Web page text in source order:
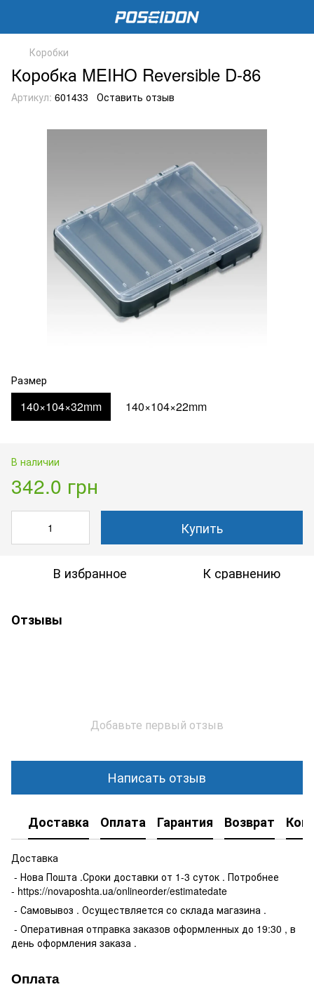
Коробки
Коробка MEIHO Reversible D-86
Артикул: 601433 Оставить отзыв
Размер
140×104×32mm 140×104×22mm
В наличии
342.0 грн
Купить
В избранное К сравнению
Отзывы
Добавьте первый отзыв
Написать отзыв
Доставка Оплата Гарантия Возврат
Доставка
- Нова Пошта .Сроки доставки от 1-3 суток . Потробнее
- https://novaposhta.ua/onlineorder/estimatedate
- Самовывоз . Осуществляется со склада магазина .
- Оперативная отправка заказов оформленных до 19:30 , в
день оформления заказа .
Оплата